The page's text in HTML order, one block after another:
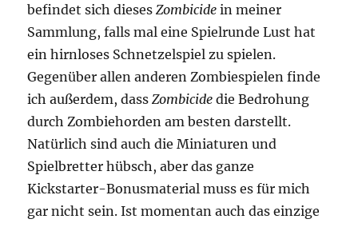
befindet sich diesesZombicide in meiner
Sammlung, falls mal eine Spielrunde Lust hat
ein hirnloses Schnetzelspiel zu spielen.
Gegenüber allen anderen Zombiespielen finde
ich außerdem, dassZombicide die Bedrohung
durch Zombiehorden am besten darstellt.
Natürlich sind auch die Miniaturen und
Spielbretter hübsch, aber das ganze
Kickstarter-Bonusmaterial muss es für mich
gar nicht sein. Ist momentan auch das einzige